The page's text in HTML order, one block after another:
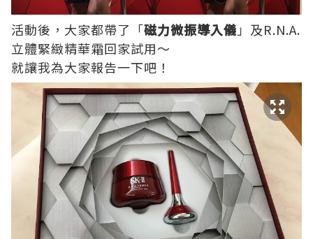
活動後，大家都帶了「磁力微振導入儀」及R.N.A.
立體緊緻精華霜回家試用～
就讓我為大家報告一下吧！